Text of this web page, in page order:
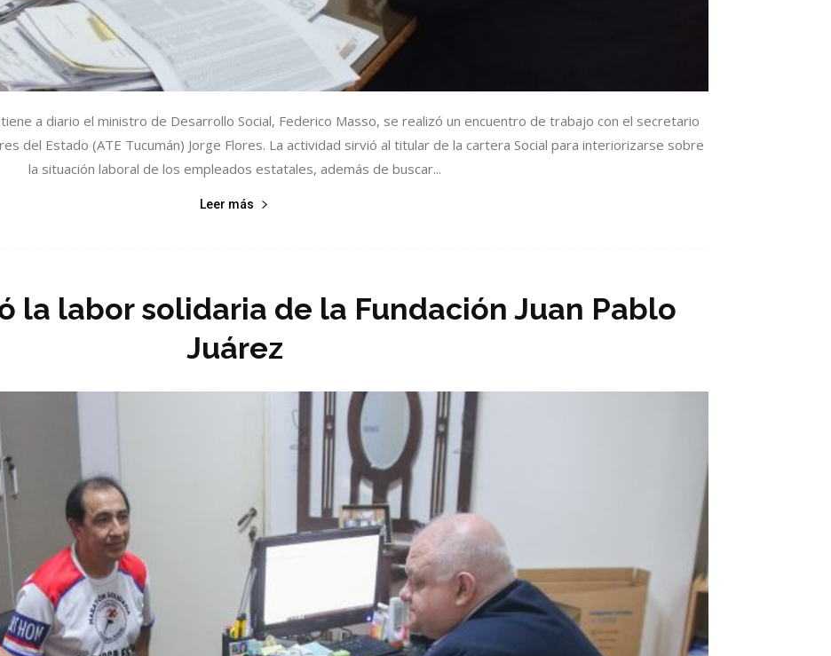
a diario el ministro de Desarrollo Social, Federico Masso, se realizó un encuentro de trabajo con el secretario
del Estado (ATE Tucumán) Jorge Flores. La actividad sirvió al titular de la cartera Social para interiorizarse sobre
la situación laboral de los empleados estatales, además de buscar...
Leer más
la labor solidaria de la Fundación Juan Pablo
Juárez